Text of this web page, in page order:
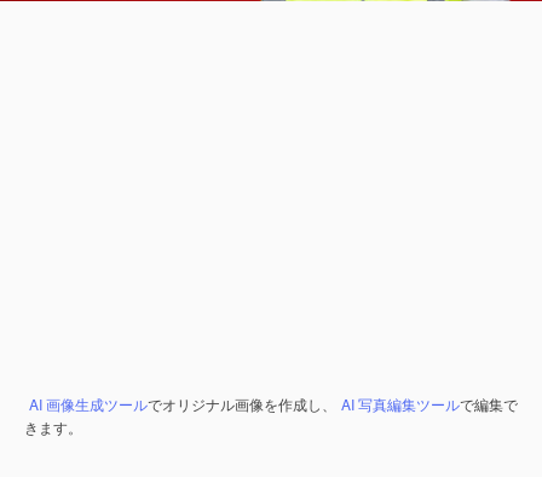
AI 画像生成ツールでオリジナル画像を作成し、 AI 写真編集ツールで編集で
きます。